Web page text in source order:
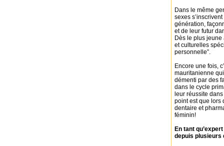
Dans le même
sexes
génération,
et de leur futur
Dès le plus
et culturelles
personnelle”.
Encore une fois,
mauritanienne
démenti par des
dans le cycle
leur réussite
point est que lors
dentaire et
féminin!
En tant
depuis plusieurs